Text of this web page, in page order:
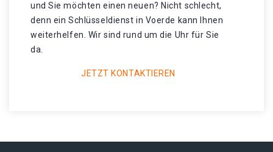
und Sie möchten einen neuen? Nicht schlecht,
denn ein Schlüsseldienst in Voerde kann Ihnen
weiterhelfen. Wir sind rund um die Uhr für Sie
da.
JETZT KONTAKTIEREN